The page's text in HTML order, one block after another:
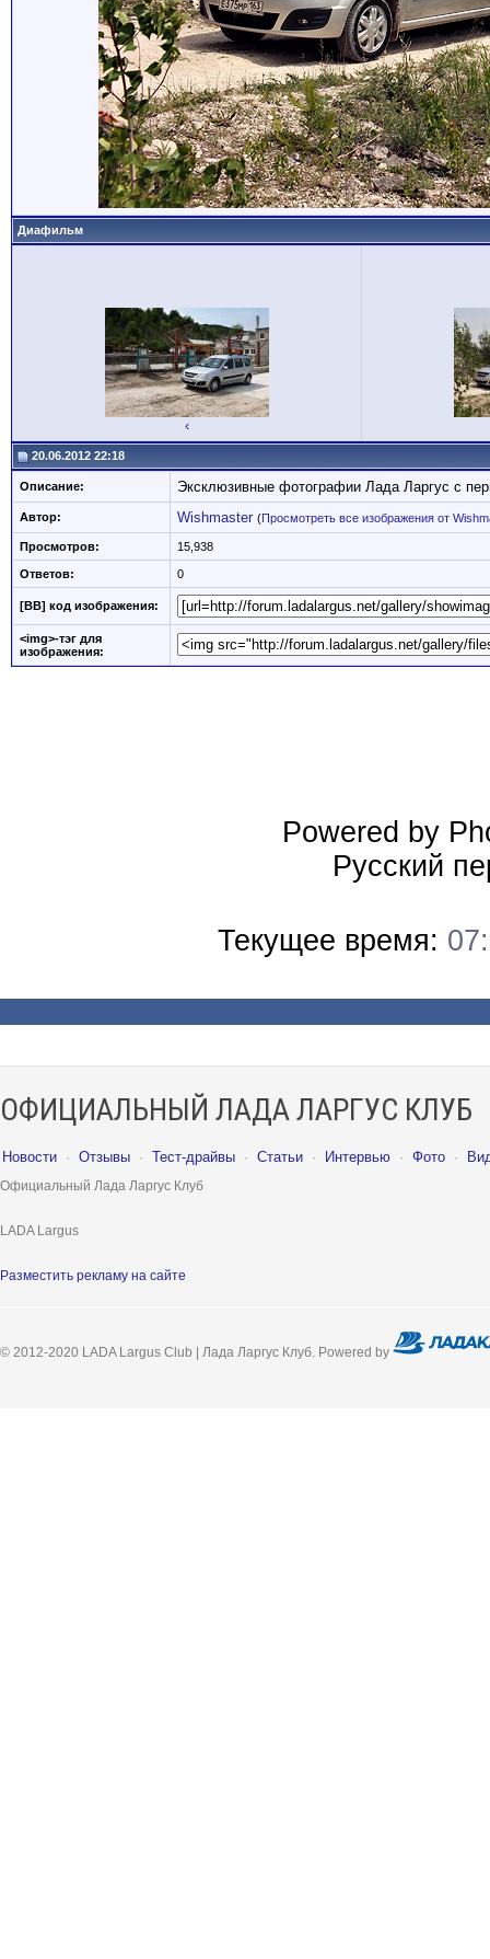
Диафильм
‹
20.06.2012 22:18
Описание: Эксклюзивные фотографии Лада Ларгус с
Автор: Wishmaster (Просмотреть все изображения от
Просмотров: 15,938
Ответов: 0
[BB] код изображения:
<img>-тэг для
изображения:
Powered by
Русский
Текущее время:
ОФИЦИАЛЬНЫЙ ЛАДА ЛАРГУС КЛУБ
Новости · Отзывы · Тест-драйвы · Статьи · Интервью · Фото ·
Официальный Лада Ларгус Клуб
LADA Largus
Разместить рекламу на сайте
© 2012-2020 LADA Largus Club | Лада Ларгус Клуб. Powered by